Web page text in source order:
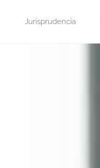
Jurisprudencia